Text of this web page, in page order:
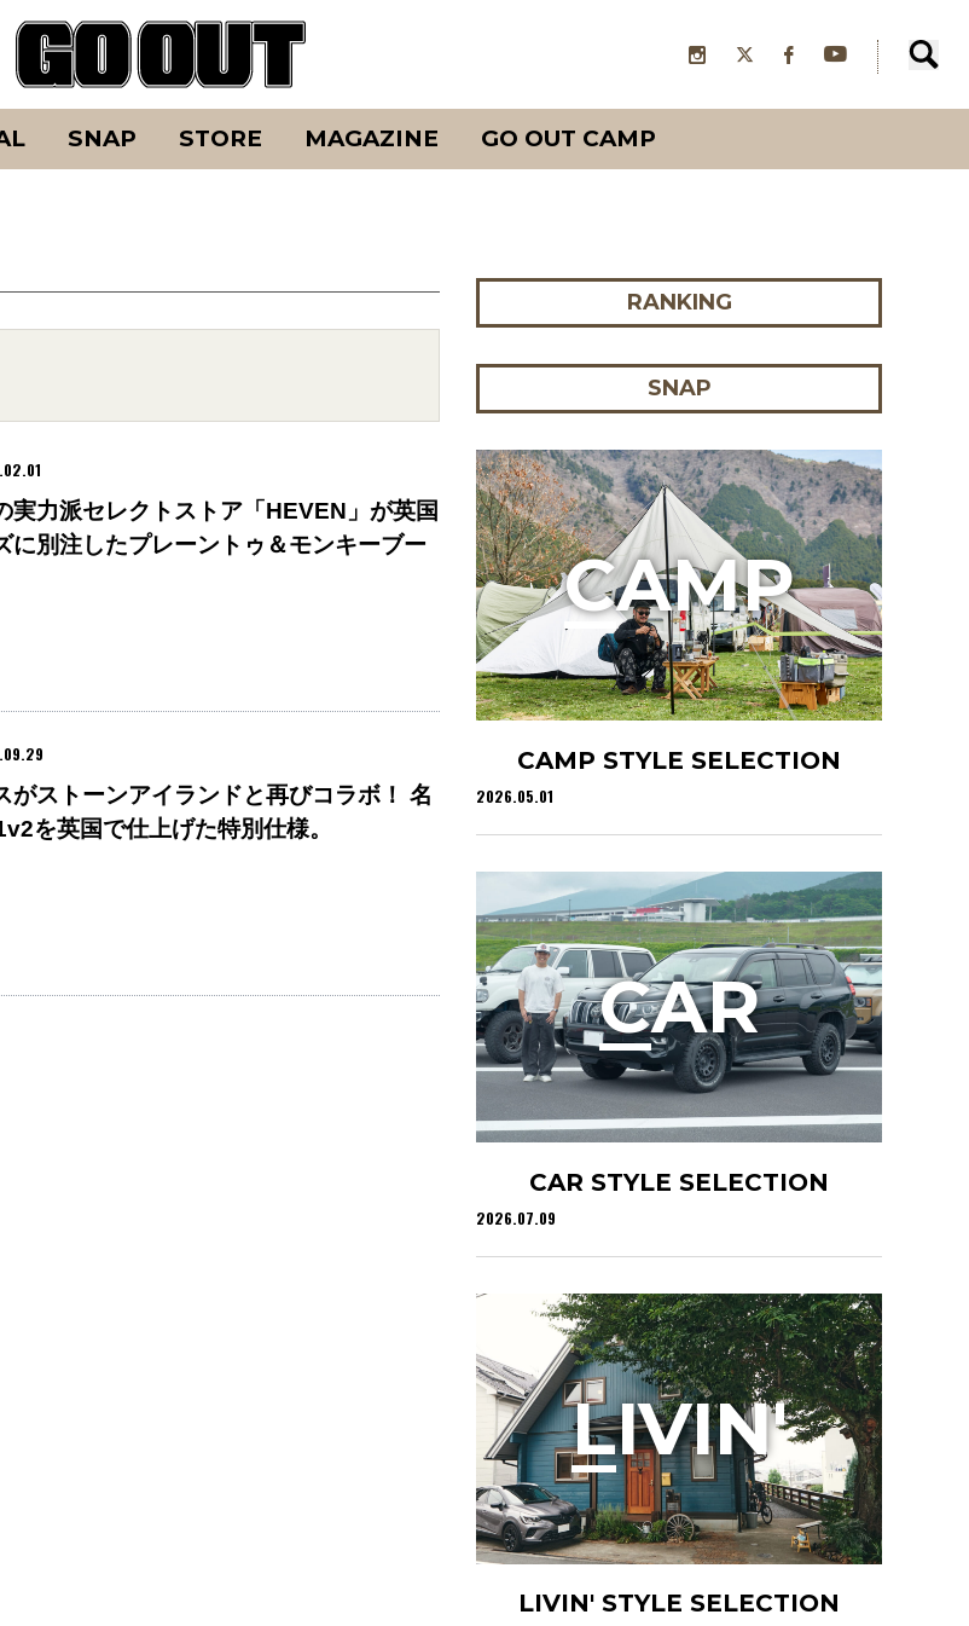
SNAP STORE MAGAZINE GO OUT CAMP
実力派セレクトストア「HEVEN」が英国
に別注したプレーントゥ＆モンキーブー
がストーンアイランドと再びコラボ！ 名
を英国で仕上げた特別仕様。
RANKING
SNAP
CAMP STYLE SELECTION
2026.05.01
CAMP
CAR STYLE SELECTION
2026.07.09
CAR
LIVIN' STYLE SELECTION
LIVIN'